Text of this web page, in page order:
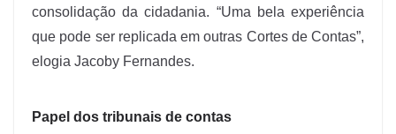
consolidação da cidadania. “Uma bela experiência
que pode ser replicada em outras Cortes de Contas”,
elogia Jacoby Fernandes.
Papel dos tribunais de contas